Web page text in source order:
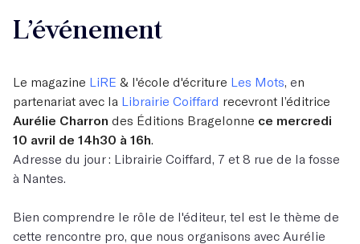
L’événement
Le magazine LiRE & l'école d'écriture Les Mots, en
partenariat avec la Librairie Coiffard recevront l’éditrice
Aurélie Charron des Éditions Bragelonne ce mercredi
10 avril de 14h30 à 16h.
Adresse du jour : Librairie Coiffard, 7 et 8 rue de la fosse
à Nantes.
Bien comprendre le rôle de l'éditeur, tel est le thème de
cette rencontre pro, que nous organisons avec Aurélie